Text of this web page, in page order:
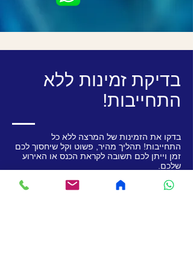
בדיקת זמינות ללא
התחייבות!
בדקו את הזמינות של המרצה ללא כל
התחייבות! תהליך מהיר, פשוט וקל שיחסוך לכם
זמן וייתן לכם תשובה לקראת הכנס או האירוע
שלכם.